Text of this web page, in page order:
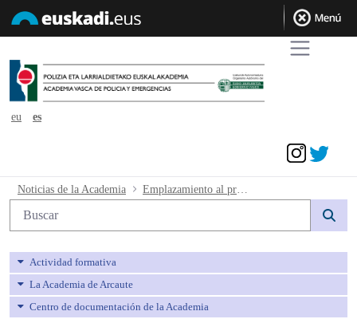
eu
es
Emplazamiento al procedimiento
Noticias de la Academia
Búsqueda web
Actividad formativa
La Academia de Arcaute
Centro de documentación de la Academia